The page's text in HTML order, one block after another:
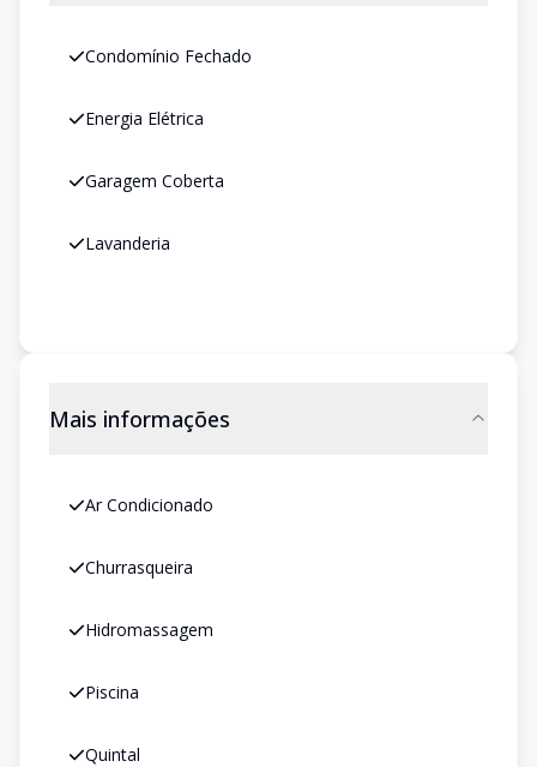
Condomínio Fechado
Energia Elétrica
Garagem Coberta
Lavanderia
Mais informações
Ar Condicionado
Churrasqueira
Hidromassagem
Piscina
Quintal